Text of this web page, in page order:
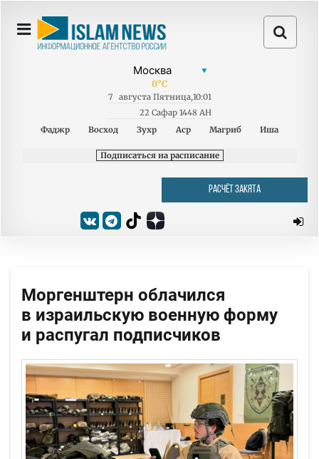
0°C
7 августа Пятница,10:01
22 Сафар 1448 AH
Фаджр
Восход Зухр Аср Магриб Иша
Подписаться на расписание
РАСЧЁТ ЗАКЯТА
Моргенштерн облачился
в израильскую военную форму
и распугал подписчиков